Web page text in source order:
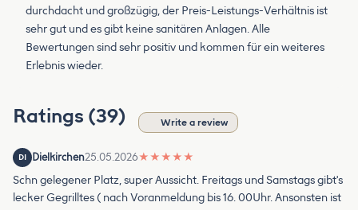
durchdacht und großzügig, der Preis-Leistungs-Verhältnis ist
sehr gut und es gibt keine sanitären Anlagen. Alle
Bewertungen sind sehr positiv und kommen für ein weiteres
Erlebnis wieder.
Ratings (39) Write a review
DI Dielkirchen25.05.2026★ ★ ★ ★ ★
Schn gelegener Platz, super Aussicht. Freitags und Samstags gibt's
lecker Gegrilltes ( nach Voranmeldung bis 16. 00Uhr. Ansonsten ist